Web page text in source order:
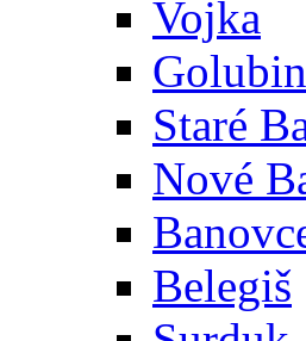
Vojka
Staré
Nové
Belegiš